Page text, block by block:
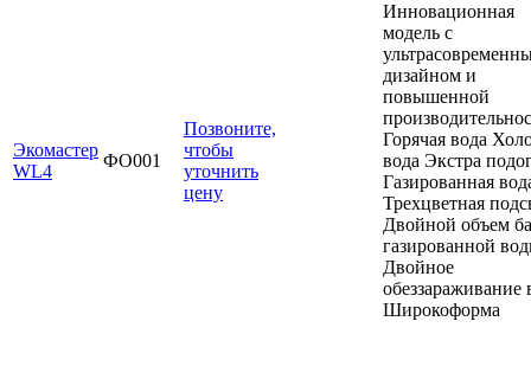
Экомастер
WL4
ФО001
Позвоните,
чтобы
уточнить
цену
Инновационная
модель с
дизайном и
повышенной
Горячая вода
вода Экстра
Газированная
Трехцветная
Двойной объем
газированной
Двойное
обеззараживание
Широкоформа